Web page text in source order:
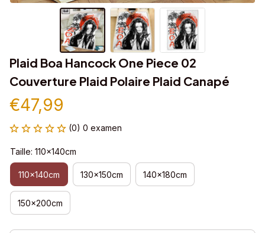
Plaid Boa Hancock One Piece 02
Couverture Plaid Polaire Plaid Canapé
€47,99
(0) 0 examen
Taille: 110x140cm
110x140cm 130x150cm 140x180cm
150x200cm